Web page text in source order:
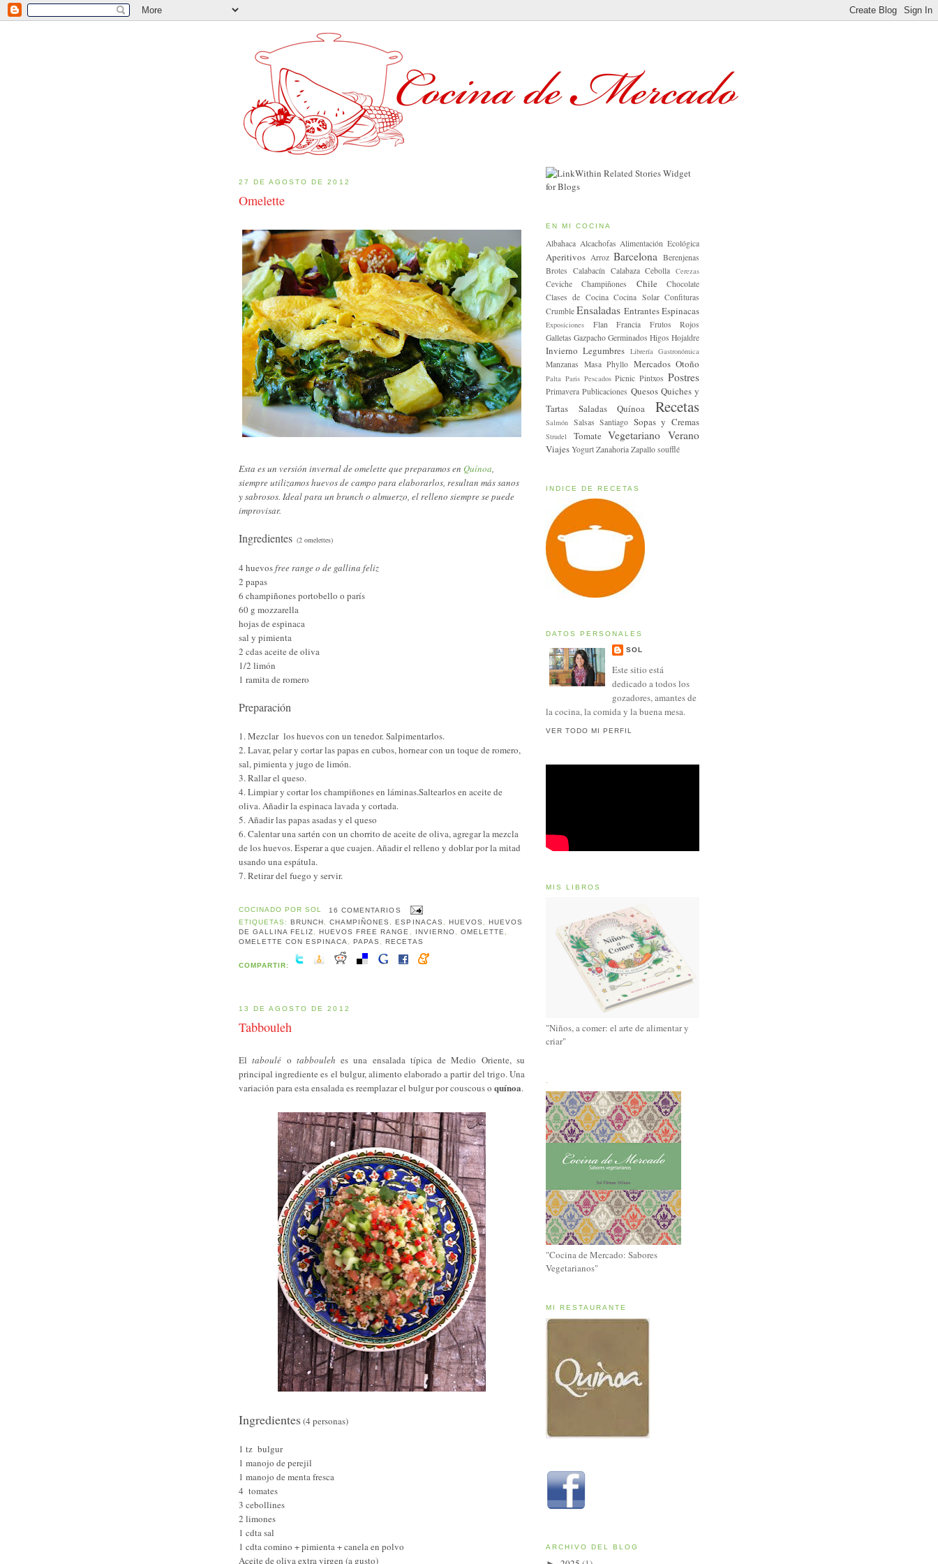
27 DE AGOSTO DE 2012
Omelette
Esta es un versión invernal de omelette que preparamos en Quínoa,
siempre utilizamos huevos de campo para elaborarlos, resultan más sanos
y sabrosos. Ideal para un brunch o almuerzo, el relleno siempre se puede
improvisar.
Ingredientes (2 omelettes)
4 huevosfree range o de gallina feliz
2 papas
6 champiñones portobello o parís
60 g mozzarella
hojas de espinaca
sal y pimienta
2 cdas aceite de oliva
1/2 limón
1 ramita de romero
Preparación
1. Mezclar los huevos con un tenedor. Salpimentarlos.
2. Lavar, pelar y cortar las papas en cubos, hornear con un toque de romero,
sal, pimienta y jugo de limón.
3. Rallar el queso.
4. Limpiar y cortar los champiñones en láminas.Saltearlos en aceite de
oliva. Añadir la espinaca lavada y cortada.
5. Añadir las papas asadas y el queso
6. Calentar una sartén con un chorrito de aceite de oliva, agregar la mezcla
de los huevos. Esperar a que cuajen. Añadir el relleno y doblar por la mitad
usando una espátula.
7. Retirar del fuego y servir.
COCINADO PORSOL
16 COMENTARIOS
ETIQUETAS: BRUNCH ,CHAMPIÑONES , ESPINACAS , HUEVOS ,
HUEVOS
DE GALLINA FELIZ, HUEVOS FREE RANGE , INVIERNO, OMELETTE,
OMELETTE CON ESPINACA, PAPAS , RECETAS
COMPARTIR:
13 DE AGOSTO DE 2012
Tabbouleh
Eltaboulé o tabbouleh es una ensalada típica de Medio Oriente, su
principal ingrediente es el bulgur, alimento elaborado a partir del trigo. Una
variación para esta ensalada es reemplazar el bulgur por couscous o quínoa.
Ingredientes(4 personas)
1 tz bulgur
1 manojo de perejil
1 manojo de menta fresca
4 tomates
3 cebollines
2 limones
1 cdta sal
1 cdta comino + pimienta + canela en polvo
Aceite de oliva extra virgen (a gusto)
EN MI COCINA
Albahaca Alcachofas Alimentación Ecológica
Aperitivos Arroz Barcelona
Berenjenas
Brotes Calabacín Calabaza Cebolla Cerezas
Ceviche Champiñones Chile
Chocolate
Clases de Cocina Cocina Solar Confituras
Crumble Ensaladas EntrantesEspinacas
Exposiciones Flan Francia
Frutos Rojos
Galletas Gazpacho Germinados Higos Hojaldre
Invierno Legumbres Librería Gastronómica
Manzanas Masa Phyllo Mercados Otoño
Palta Paris Pescados Picnic Pintxos Postres
Primavera Publicaciones Quesos Quiches y
Tartas Saladas
Quínoa Recetas
Salmón Salsas Santiago Sopas y Cremas
Strudel Tomate Vegetariano Verano
Viajes Yogurt Zanahoria Zapallo soufflé
INDICE DE RECETAS
DATOS PERSONALES
SOL
Este sitio está
dedicado a todos los
gozadores, amantes de
la cocina, la comida y la buena mesa.
VER TODO MI PERFIL
MIS LIBROS
"Niños, a comer: el arte de alimentar y
criar"
.
"Cocina de Mercado: Sabores
Vegetarianos"
MI RESTAURANTE
ARCHIVO DEL BLOG